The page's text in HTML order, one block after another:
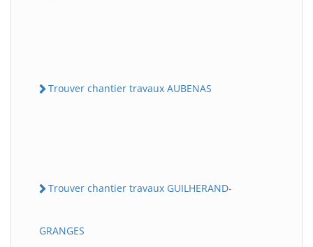
Trouver chantier travaux AUBENAS
Trouver chantier travaux GUILHERAND-
GRANGES